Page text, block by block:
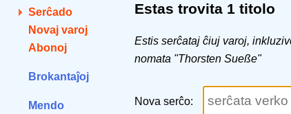
Serĉado
Novaj varoj
Abonoj
Brokantaĵoj
Mendo
Estas trovita 1 titolo
Estis serĉataj ĉiuj varoj,
nomata "Thorsten Sueße"
Nova serĉo: